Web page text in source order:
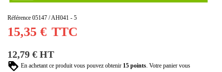
Référence 05147 / AH041 - 5
15,35 € TTC
12,79 € HT
En achetant ce produit vous pouvez obtenir 15 points . Votre panier vous